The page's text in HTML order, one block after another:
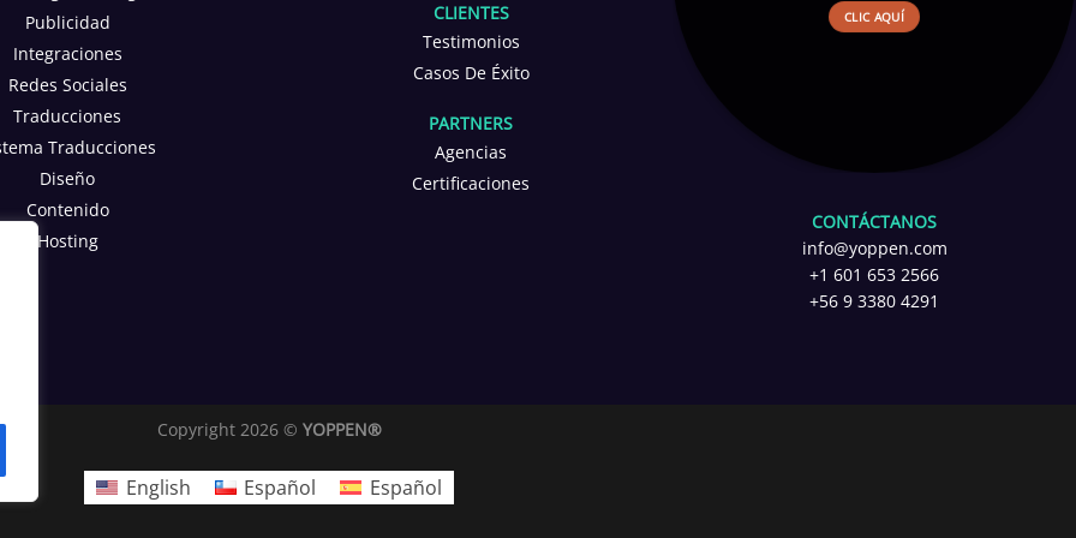
Publicidad
Integraciones
Redes Sociales
Traducciones
Traducciones
Diseño
Contenido
Hosting
CLIENTES
Testimonios
Casos De Éxito
PARTNERS
Agencias
Certificaciones
CLIC AQUÍ
CONTÁCTANOS
info@yoppen.com
+1 601 653 2566
+56 9 3380 4291
Copyright 2026 © YOPPEN®
English Español Español